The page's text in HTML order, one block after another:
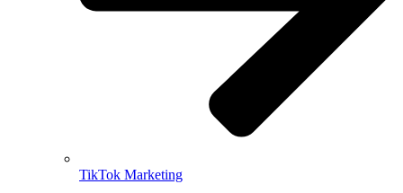
TikTok Marketing